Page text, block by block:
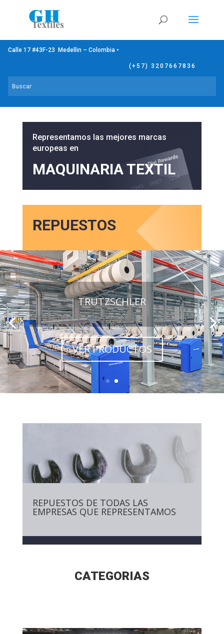
Calle 17 #43F-23 Medellin – Colombia •
(+57) 3207667836
Representamos las mejores marcas
europeas en
MAQUINARIA TEXTIL
REPUESTOS
TRUTZSCHLER
VER PRODUCTOS
REPUESTOS DE TODAS LAS
EMPRESAS QUE REPRESENTAMOS
CATEGORIAS